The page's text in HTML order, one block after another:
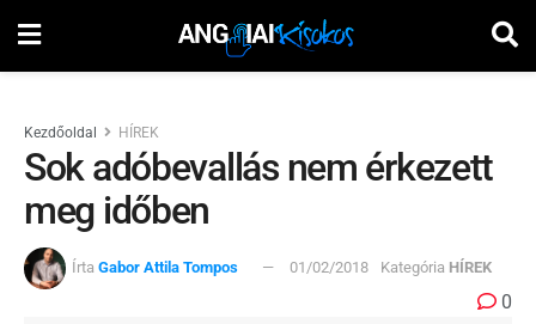
Kezdőoldal HÍREK
Sok adóbevallás nem érkezett
meg időben
Írta Gabor Attila Tompos 01/02/2018 Kategória HÍREK
0